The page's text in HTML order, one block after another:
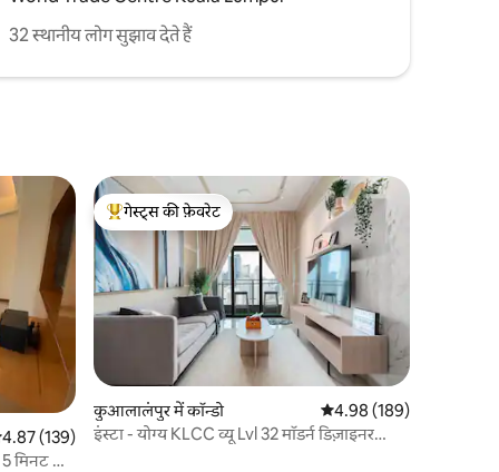
32 स्थानीय लोग सुझाव देते हैं
रेटिंग 5 में से 4.87, 139 समीक्षाएँ
4.87 (139)
मिनट की
गेस्ट्स का टॉप फ़ेवरेट
गेस्ट्स की फ़ेवरेट
कुआलालंपुर में कॉन्डो औसत रेटिंग 5 में से 4.98,
4.98 (189)
इंस्टा - योग्य KLCC व्यू Lvl 32 मॉडर्न डिज़ाइनर